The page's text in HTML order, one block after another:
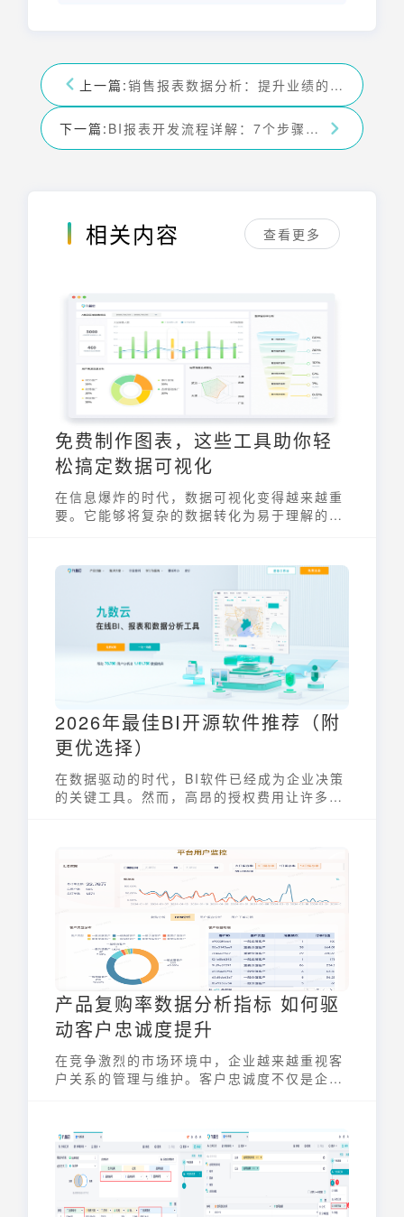
上一篇: 销售报表数据分析：提升业绩的7个关键步骤与技巧
下一篇: BI报表开发流程详解：7个步骤助你高效交付
相关内容 查看更多
免费制作图表，这些工具助你轻
松搞定数据可视化
在信息爆炸的时代，数据可视化变得越来越重
要。它能够将复杂的数据转化为易于理解的图
具，让数据可视化不再是专业人士的专利，而
是每个人都能掌握的技能。
2026年最佳BI开源软件推荐（附
更优选择）
在数据驱动的时代，BI软件已经成为企业决策
的关键工具。然而，高昂的授权费用让许多中
择。本文将深度评测2026年最值得关注的几
款bi开源软件，帮助您找到最适合自己的数据
分析利器。
产品复购率数据分析指标 如何驱
动客户忠诚度提升
在竞争激烈的市场环境中，企业越来越重视客
户关系的管理与维护。客户忠诚度不仅是企业
户忠诚度提升的重要引擎。通过深入分析这些
指标，企业可以更好地了解客户需求，优化产
品和服务，从而建立更牢固的客户关系。